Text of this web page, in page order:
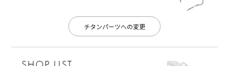
チタンパーツへの変更